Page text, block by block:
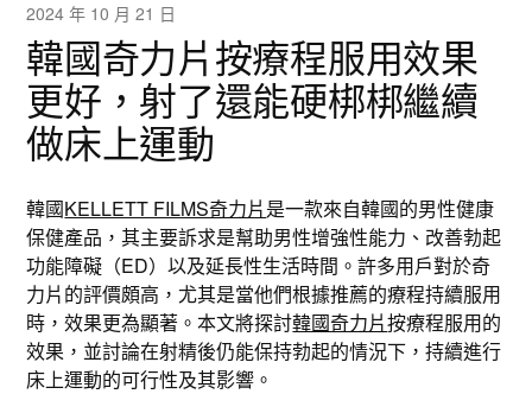
2024 年 10 月 21 日
韓國奇力片按療程服用效果
更好，射了還能硬梆梆繼續
做床上運動
韓國KELLETT FILMS奇力片是一款來自韓國的男性健康
保健產品，其主要訴求是幫助男性增強性能力、改善勃起
功能障礙（ED）以及延長性生活時間。許多用戶對於奇
力片的評價頗高，尤其是當他們根據推薦的療程持續服用
時，效果更為顯著。本文將探討韓國奇力片按療程服用的
效果，並討論在射精後仍能保持勃起的情況下，持續進行
床上運動的可行性及其影響。